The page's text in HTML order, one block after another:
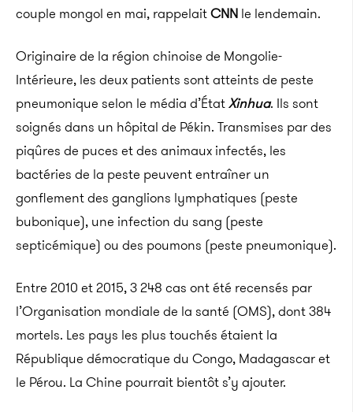
couple mongol en mai, rappelaitCNN le lendemain.
Originaire de la région chinoise de Mongolie-
Intérieure, les deux patients sont atteints de peste
pneumonique selon le média d’ÉtatXinhua. Ils sont
soignés dans un hôpital de Pékin. Transmises par des
piqûres de puces et des animaux infectés, les
bactéries de la peste peuvent entraîner un
gonflement des ganglions lymphatiques (peste
bubonique), une infection du sang (peste
septicémique) ou des poumons (peste pneumonique).
Entre 2010 et 2015, 3 248 cas ont été recensés par
l’Organisation mondiale de la santé (OMS), dont 384
mortels. Les pays les plus touchés étaient la
République démocratique du Congo, Madagascar et
le Pérou. La Chine pourrait bientôt s’y ajouter.